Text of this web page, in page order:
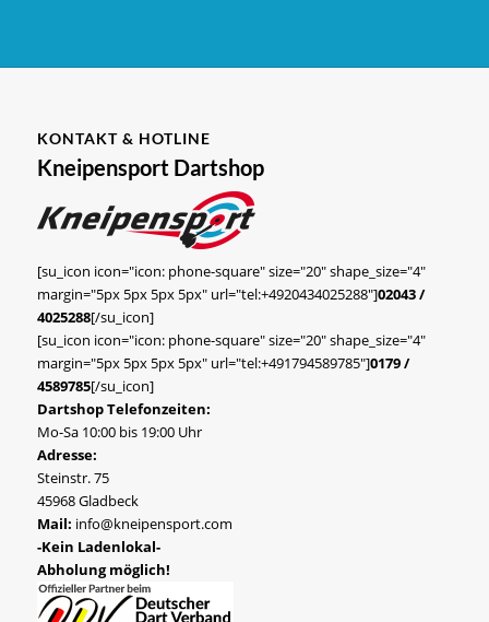
KONTAKT & HOTLINE
Kneipensport Dartshop
[su_icon icon="icon: phone-square" size="20" shape_size="4"
margin="5px 5px 5px 5px" url="tel:+4920434025288"]02043 /
4025288[/su_icon]
[su_icon icon="icon: phone-square" size="20" shape_size="4"
margin="5px 5px 5px 5px" url="tel:+491794589785"]0179 /
4589785[/su_icon]
Dartshop Telefonzeiten:
Mo-Sa 10:00 bis 19:00 Uhr
Adresse:
Steinstr. 75
45968 Gladbeck
Mail: info@kneipensport.com
-Kein Ladenlokal-
Abholung möglich!